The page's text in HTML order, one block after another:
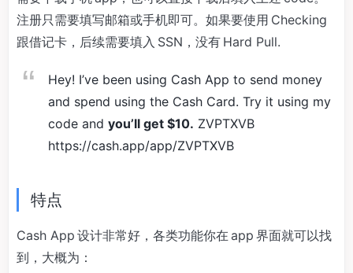
注册只需要填写邮箱或手机即可。如果要使用 Checking
跟借记卡，后续需要填入 SSN，没有 Hard Pull.
Hey! I’ve been using Cash App to send money
and spend using the Cash Card. Try it using my
code and you’ll get $10. ZVPTXVB
https://cash.app/app/ZVPTXVB
特点
Cash App 设计非常好，各类功能你在 app 界面就可以找
到，大概为：